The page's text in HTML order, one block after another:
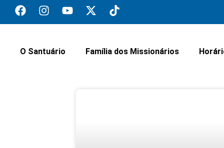
O Santuário Família dos Missionários